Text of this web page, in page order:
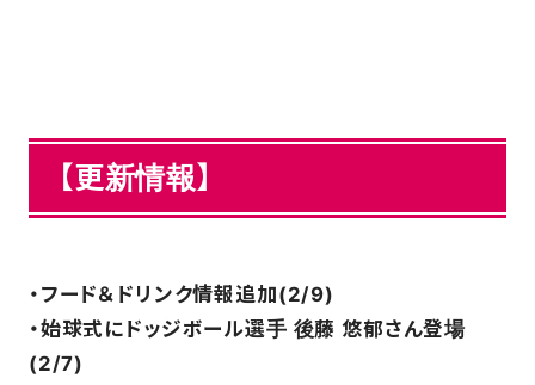
【更新情報】
・フード＆ドリンク情報追加(2/9)
・始球式にドッジボール選手 後藤 悠郁さん登場
(2/7)